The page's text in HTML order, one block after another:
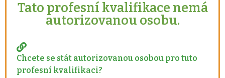
Tato profesní kvalifikace nemá
autorizovanou osobu.
Chcete se stát autorizovanou osobou pro tuto
profesní kvalifikaci?